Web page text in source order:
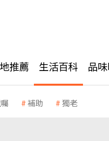
推薦 生活百科 品
補助 獨老